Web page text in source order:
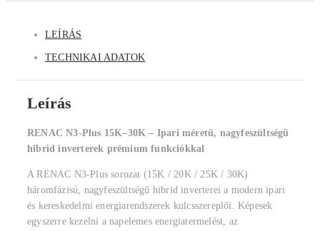
LEÍRÁS
TECHNIKAI ADATOK
Leírás
RENAC N3-Plus 15K–30K – Ipari méretű, nagyfeszültségű
hibrid inverterek prémium funkciókkal
A RENAC N3-Plus sorozat (15K / 20K / 25K / 30K)
háromfázisú, nagyfeszültségű hibrid inverterei a modern ipari
és kereskedelmi energiarendszerek kulcsszereplői. Képesek
egyszerre kezelni a napelemes energiatermelést, az